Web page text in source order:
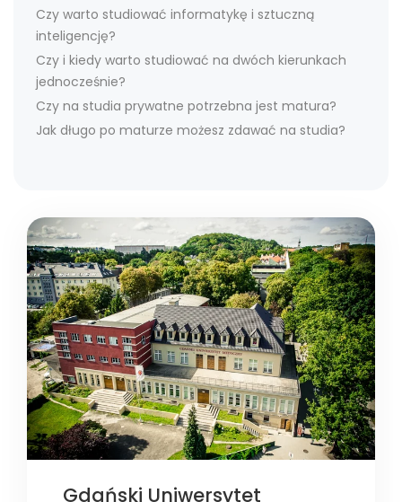
Czy warto studiować informatykę i sztuczną
inteligencję?
Czy i kiedy warto studiować na dwóch kierunkach
jednocześnie?
Czy na studia prywatne potrzebna jest matura?
Jak długo po maturze możesz zdawać na studia?
Gdański Uniwersytet